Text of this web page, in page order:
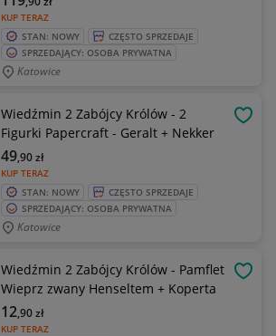
KUP TERAZ
STAN: NOWY
CZĘSTO SPRZEDAJE
SPRZEDAJĄCY: OSOBA PRYWATNA
Katowice
Wiedźmin 2 Zabójcy Królów - 2
Figurki Papercraft - Geralt + Nekker
KUP TERAZ
49,90zł
STAN: NOWY
CZĘSTO SPRZEDAJE
SPRZEDAJĄCY: OSOBA PRYWATNA
Katowice
Wiedźmin 2 Zabójcy Królów - Pamflet
Wieprz zwany Henseltem + Koperta
KUP TERAZ
12,90zł